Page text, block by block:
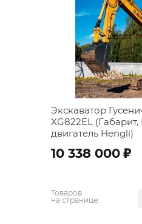
Экскаватор
XG822EL
двигатель Hengli)
10 338 000 ;
Товаров
на странице: